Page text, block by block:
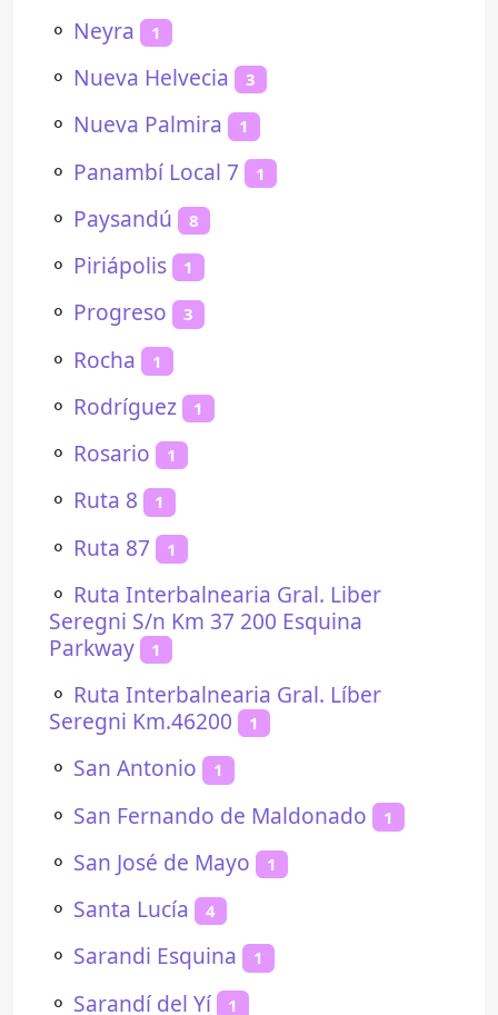
⚬ Neyra 1
⚬ Nueva Helvecia 3
⚬ Nueva Palmira 1
⚬ Panambí Local 7 1
⚬ Paysandú 8
⚬ Piriápolis 1
⚬ Progreso 3
⚬ Rocha 1
⚬ Rodríguez 1
⚬ Rosario 1
⚬ Ruta 8 1
⚬ Ruta 87 1
⚬ Ruta Interbalnearia Gral. Liber
Seregni S/n Km 37 200 Esquina
Parkway
1
⚬ Ruta Interbalnearia Gral. Líber
Seregni Km.46200
1
⚬ San Antonio 1
⚬ San Fernando de Maldonado 1
⚬ San José de Mayo 1
⚬ Santa Lucía 4
⚬ Sarandi Esquina 1
⚬ Sarandí del Yí 1